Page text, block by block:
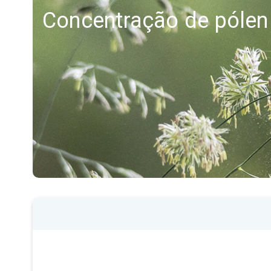
Concentração de